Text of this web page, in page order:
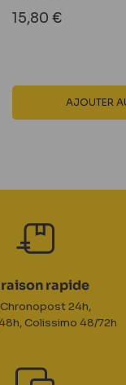
Prix
15,80 €
AJOUTER
rapide
24h,
Colissimo 48/72h